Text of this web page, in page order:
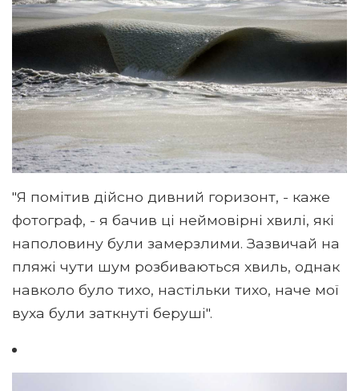
"Я помітив дійсно дивний горизонт, - каже
фотограф, - я бачив ці неймовірні хвилі, які
наполовину були замерзлими. Зазвичай на
пляжі чути шум розбиваються хвиль, однак
навколо було тихо, настільки тихо, наче мої
вуха були заткнуті беруші".